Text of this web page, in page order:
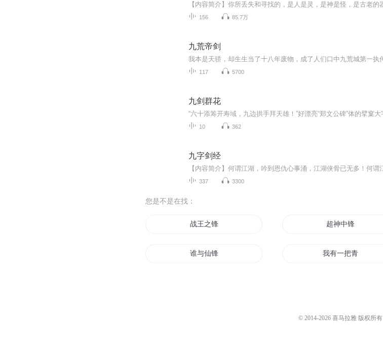
156 85.7万
九荒帝剑
117 5700
九剑群花
10 362
九字剑经
337 3300
您是不是在找：
战王之锋 超神中锋
谁与仙锋 我有一把青锋剑
© 2014-2026 喜马拉雅 版权所有